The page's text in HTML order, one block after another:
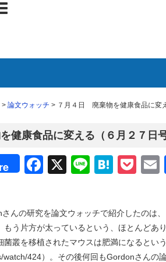
> 論文ウォッチ > ７月４日 廃棄物を健康食品に変
健康食品に変える（６月２７日
Facebook
X Line
んの研究を論文ウォッチで紹介したのは
もう片方が太っているという、ほとんどあ
菌叢を移植されたマウスは肥満になるとい
watch/424）。その後何回もGordonさんの